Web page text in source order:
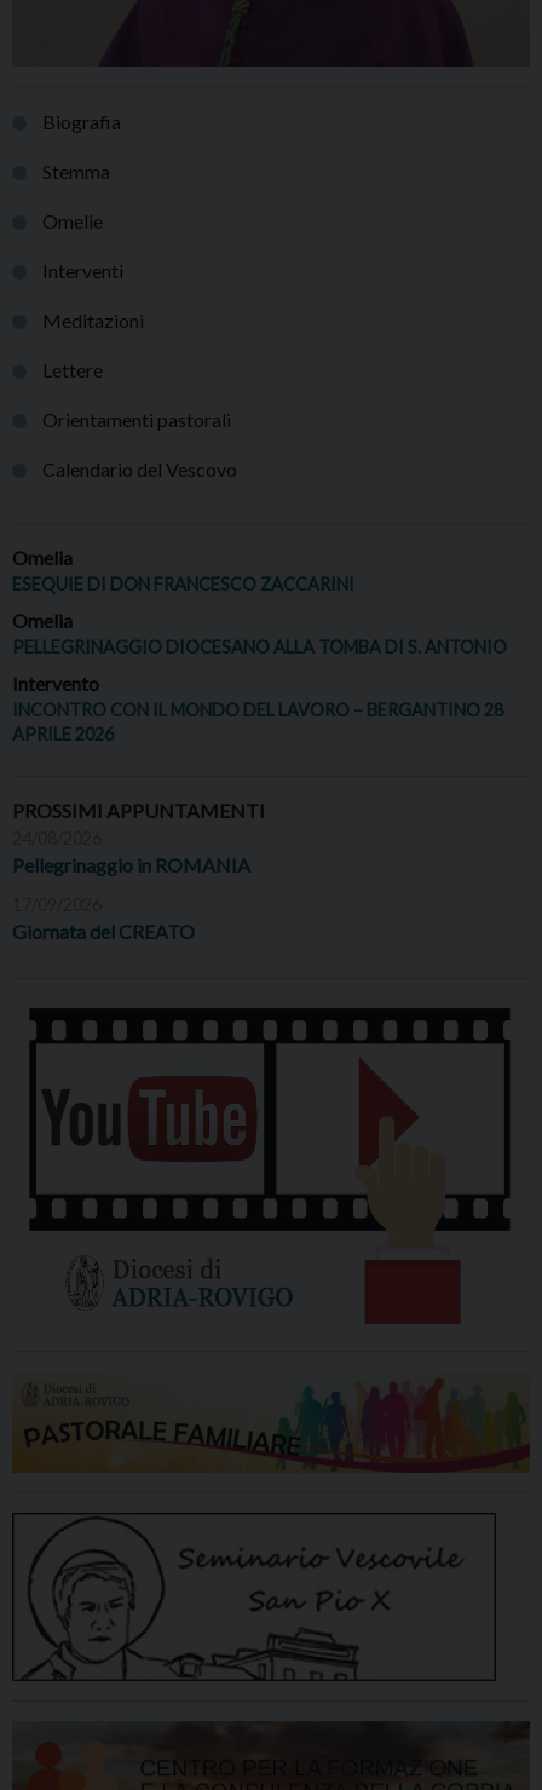
Biografia
Stemma
Omelie
Interventi
Meditazioni
Lettere
Orientamenti pastorali
Calendario del Vescovo
Omelia
ESEQUIE DI DON FRANCESCO ZACCARINI
Omelia
PELLEGRINAGGIO DIOCESANO ALLA TOMBA DI S. ANTONIO
Intervento
INCONTRO CON IL MONDO DEL LAVORO – BERGANTINO 28
APRILE 2026
PROSSIMI APPUNTAMENTI
Pellegrinaggio in ROMANIA
Giornata del CREATO